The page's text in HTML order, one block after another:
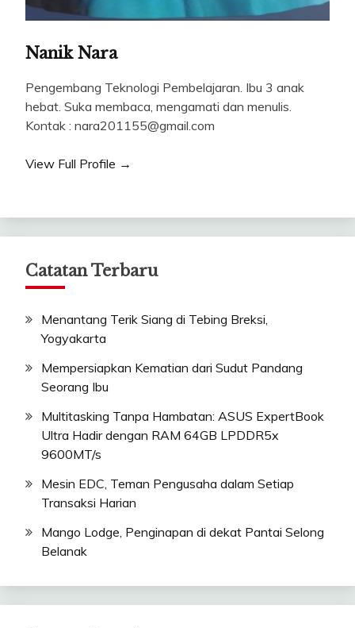
Nanik Nara
Pengembang Teknologi Pembelajaran. Ibu 3 anak
hebat. Suka membaca, mengamati dan menulis.
Kontak : nara201155@gmail.com
View Full Profile →
Catatan Terbaru
Menantang Terik Siang di Tebing Breksi,
Yogyakarta
Mempersiapkan Kematian dari Sudut Pandang
Seorang Ibu
Multitasking Tanpa Hambatan: ASUS ExpertBook
Ultra Hadir dengan RAM 64GB LPDDR5x
9600MT/s
Mesin EDC, Teman Pengusaha dalam Setiap
Transaksi Harian
Mango Lodge, Penginapan di dekat Pantai Selong
Belanak